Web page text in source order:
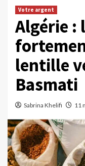
Votre argent
Algérie :
lentille
Basmati
Sabrina Khelifi 11